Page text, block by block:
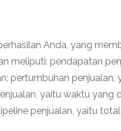
Anda, yang
meliputi: pendapatan
pertumbuhan
yaitu waktu
penjualan, yaitu